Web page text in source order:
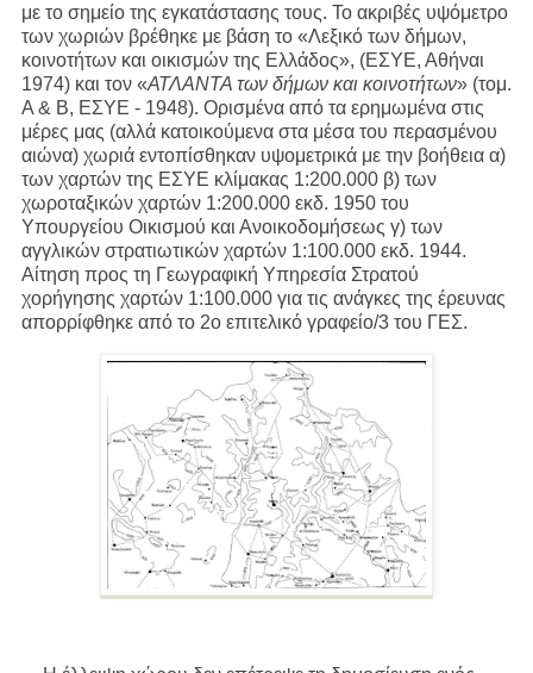
με το σημείο της εγκατάστασης τους. Το ακριβές υψόμετρο
των χωριών βρέθηκε με βάση το «Λεξικό των δήμων,
κοινοτήτων και οικισμών της Ελλάδος», (ΕΣΥΕ, Αθήναι
1974) και τον «ΑΤΛΑΝΤΑ των δήμων και κοινοτήτων» (τομ.
Α & Β, ΕΣΥΕ - 1948). Ορισμένα από τα ερημωμένα στις
μέρες μας (αλλά κατοικούμενα στα μέσα του περασμένου
αιώνα) χωριά εντοπίσθηκαν υψομετρικά με την βοήθεια α)
των χαρτών της ΕΣΥΕ κλίμακας 1:200.000 β) των
χωροταξικών χαρτών 1:200.000 εκδ. 1950 του
Υπουργείου Οικισμού και Ανοικοδομήσεως γ) των
αγγλικών στρατιωτικών χαρτών 1:100.000 εκδ. 1944.
Αίτηση προς τη Γεωγραφική Υπηρεσία Στρατού
χορήγησης χαρτών 1:100.000 για τις ανάγκες της έρευνας
απορρίφθηκε από το 2ο επιτελικό γραφείο/3 του ΓΕΣ.